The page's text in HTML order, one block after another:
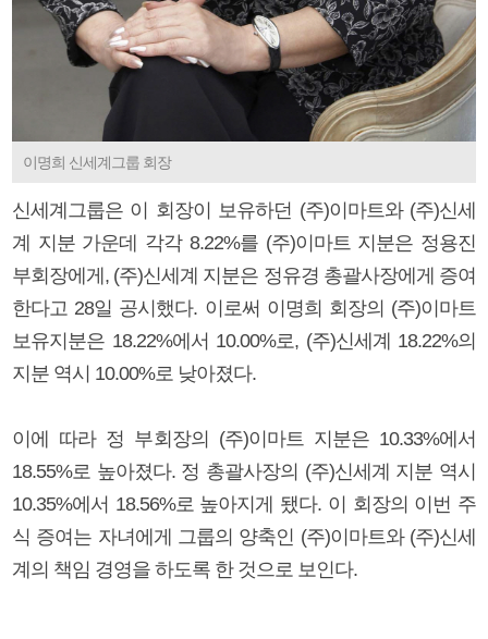
이명희 신세계그룹 회장
신세계그룹은 이 회장이 보유하던 (주)이마트와 (주)신세
계 지분 가운데 각각 8.22%를 (주)이마트 지분은 정용진
부회장에게, (주)신세계 지분은 정유경 총괄사장에게 증여
한다고 28일 공시했다. 이로써 이명희 회장의 (주)이마트
보유지분은 18.22%에서 10.00%로, (주)신세계 18.22%의
지분 역시 10.00%로 낮아졌다.
이에 따라 정 부회장의 (주)이마트 지분은 10.33%에서
18.55%로 높아졌다. 정 총괄사장의 (주)신세계 지분 역시
10.35%에서 18.56%로 높아지게 됐다. 이 회장의 이번 주
식 증여는 자녀에게 그룹의 양축인 (주)이마트와 (주)신세
계의 책임 경영을 하도록 한 것으로 보인다.